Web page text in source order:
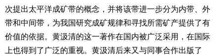
次提出太平洋成矿带的概念，并将该带进一步分为内带、外
带和中间带，为我国研究成矿规律和寻找所需矿产提供了有
价值的依据。黄汲清的这一著作在国内被广泛采用，在国际
上也得到了广泛的重视。黄汲清后来又与同事合作出版了